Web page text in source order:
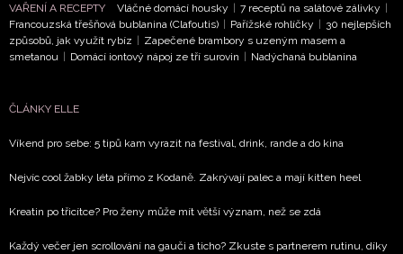
VAŘENÍ A RECEPTY Vláčné domácí housky 7 receptů na salátové zálivky
Francouzská třešňová bublanina (Clafoutis)
Pařížské rohlíčky
30 nejlepších
způsobů, jak využít rybíz
Zapečené brambory s uzeným masem a
smetanou
Domácí iontový nápoj ze tří surovin Nadýchaná bublanina
ČLÁNKY ELLE
Víkend pro sebe: 5 tipů kam vyrazit na festival, drink, rande a do kina
Nejvíc cool žabky léta přímo z Kodaně. Zakrývají palec a mají kitten heel
Kreatin po třicítce? Pro ženy může mít větší význam, než se zdá
Každý večer jen scrollování na gauči a ticho? Zkuste s partnerem rutinu, díky